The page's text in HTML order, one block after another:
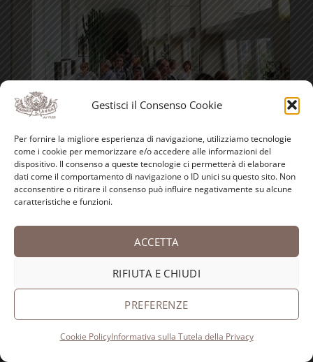
Gestisci il Consenso Cookie
Per fornire la migliore esperienza di navigazione, utilizziamo tecnologie
come i cookie per memorizzare e/o accedere alle informazioni del
dispositivo. Il consenso a queste tecnologie ci permetterà di elaborare
dati come il comportamento di navigazione o ID unici su questo sito. Non
acconsentire o ritirare il consenso può influire negativamente su alcune
caratteristiche e funzioni.
ACCETTA
RIFIUTA E CHIUDI
PREFERENZE
Cookie PolicyInformativa sulla Tutela della Privacy
LE NOSTRE RUBRICHE
Antica spezieria
Aforismi
Eventi